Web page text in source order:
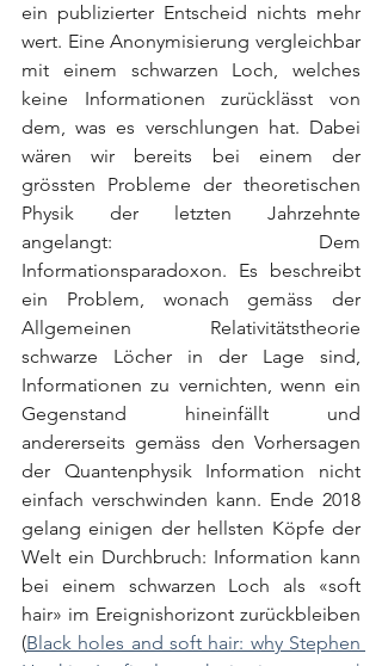
ein publizierter Entscheid nichts mehr
wert. Eine Anonymisierung vergleichbar
mit einem schwarzen Loch, welches
keine Informationen zurücklässt von
dem, was es verschlungen hat. Dabei
wären wir bereits bei einem der
grössten Probleme der theoretischen
Physik der letzten Jahrzehnte
angelangt: Dem
Informationsparadoxon. Es beschreibt
ein Problem, wonach gemäss der
Allgemeinen Relativitätstheorie
schwarze Löcher in der Lage sind,
Informationen zu vernichten, wenn ein
Gegenstand hineinfällt und
andererseits gemäss den Vorhersagen
der Quantenphysik Information nicht
einfach verschwinden kann. Ende 2018
gelang einigen der hellsten Köpfe der
Welt ein Durchbruch: Information kann
bei einem schwarzen Loch als «soft
hair» im Ereignishorizont zurückbleiben
(Black holes and soft hair: why Stephen